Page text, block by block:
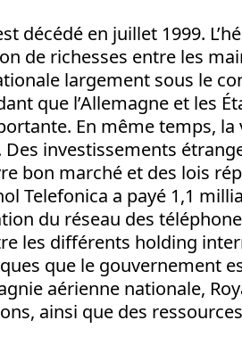
décédé en juillet 1999.
de richesses entre les
largement sous le
que l’Allemagne et les
En même temps,
Des investissements
bon marché et des lois
Telefonica a payé 1,1
du réseau des
les différents holding
que le gouvernement
aérienne nationale,
ainsi que des